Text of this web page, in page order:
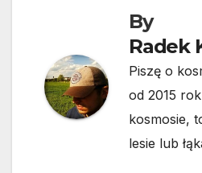
By
Radek
Piszę o
od 2015
kosmosie,
lesie lub